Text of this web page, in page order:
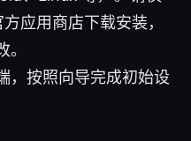
应用商店下载安装，
，按照向导完成初始设